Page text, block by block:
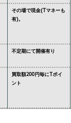
その場で現金(Tマネーも
有)。
不定期にて開催有り
買取額200円毎にTポイ
ント